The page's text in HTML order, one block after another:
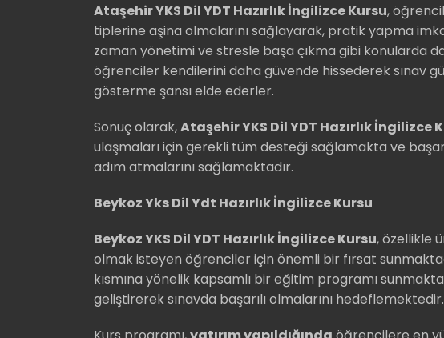
Ataşehir YKS Dil YDT Hazırlık İngilizce Kursu,
tiplerine aşina olmalarını sağlayarak, pratik yapma
zaman yönetimi ve stresle başa çıkma gibi konularda
öğrenciler kendilerini daha güvende hissederek sınav
gösterme şansı elde ederler.
Sonuç olarak,Ataşehir YKS Dil YDT Hazırlık İngilizce
ulaşmaları için gerekli tüm desteği sağlamakta ve
adım atmalarını sağlamaktadır.
Beykoz Yks Dil Ydt Hazırlık İngilizce Kursu
Beykoz YKS Dil YDT Hazırlık İngilizce Kursu, özellikle
olmak isteyen öğrenciler için önemli bir fırsat
kısmına yönelik kapsamlı bir eğitim programı
geliştirerek sınavda başarılı olmalarını hedeflemektedir.